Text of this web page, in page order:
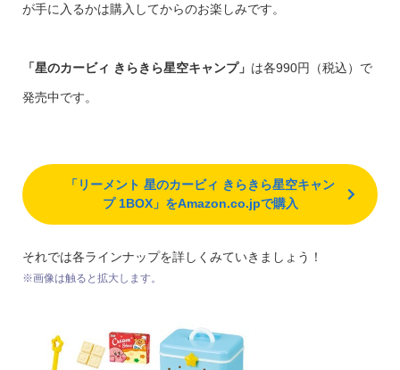
が手に入るかは購入してからのお楽しみです。
「星のカービィ きらきら星空キャンプ」 は各990円（税込）で
発売中です。
「リーメント 星のカービィ きらきら星空キャン
プ 1BOX」をAmazon.co.jpで購入
それでは各ラインナップを詳しくみていきましょう！
※画像は触ると拡大します。